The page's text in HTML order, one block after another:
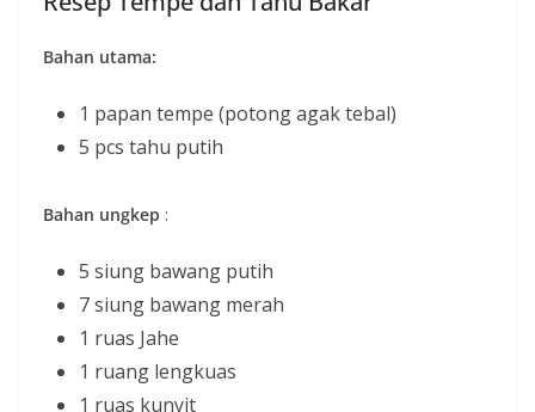
Bahan utama:
1 papan tempe (potong agak tebal)
5 pcs tahu putih
Bahan ungkep :
5 siung bawang putih
7 siung bawang merah
1 ruas Jahe
1 ruang lengkuas
1 ruas kunyit